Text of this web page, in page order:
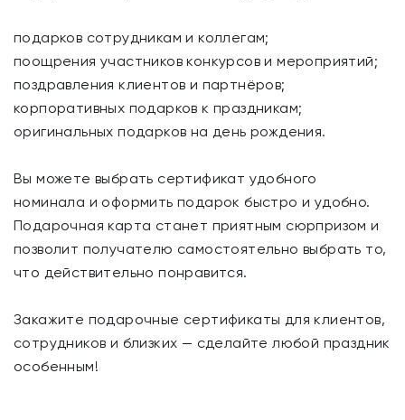
подарков сотрудникам и коллегам;
поощрения участников конкурсов и мероприятий;
поздравления клиентов и партнёров;
корпоративных подарков к праздникам;
оригинальных подарков на день рождения.
Вы можете выбрать сертификат удобного
номинала и оформить подарок быстро и удобно.
Подарочная карта станет приятным сюрпризом и
позволит получателю самостоятельно выбрать то,
что действительно понравится.
Закажите подарочные сертификаты для клиентов,
сотрудников и близких — сделайте любой праздник
особенным!